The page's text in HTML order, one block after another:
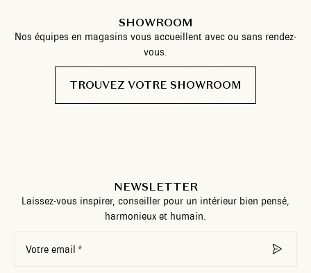
SHOWROOM
Nos équipes en magasins vous accueillent avec ou sans rendez-
vous.
TROUVEZ VOTRE SHOWROOM
NEWSLETTER
Laissez-vous inspirer, conseiller pour un intérieur bien pensé,
harmonieux et humain.
Votre email